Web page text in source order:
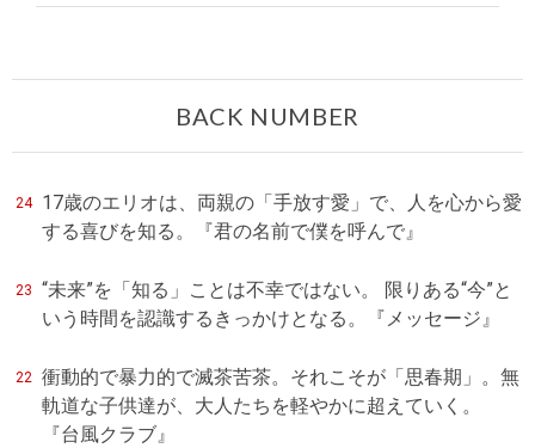
BACK NUMBER
24
17歳のエリオは、両親の「手放す愛」で、人を心から愛
する喜びを知る。『君の名前で僕を呼んで』
23
“未来”を「知る」ことは不幸ではない。 限りある“今”と
いう時間を認識するきっかけとなる。『メッセージ』
22 衝動的で暴力的で滅茶苦茶。それこそが「思春期」。無
軌道な子供達が、大人たちを軽やかに超えていく。
『台風クラブ』